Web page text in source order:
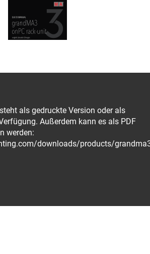
als gedruckte Version oder als
Außerdem kann es als PDF
werden:
downloads/products/